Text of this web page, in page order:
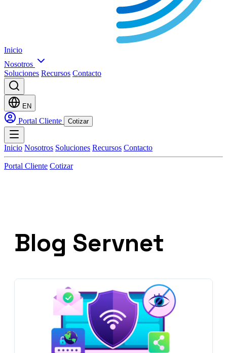
Inicio
Nosotros
Soluciones Recursos Contacto
EN
Portal Cliente Cotizar
Inicio Nosotros Soluciones Recursos Contacto
Portal Cliente Cotizar
Blog Servnet